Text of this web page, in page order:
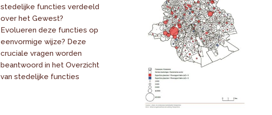
stedelijke functies verdeeld
over het Gewest?
Evolueren deze functies op
eenvormige wijze? Deze
cruciale vragen worden
beantwoord in het Overzicht
van stedelijke functies